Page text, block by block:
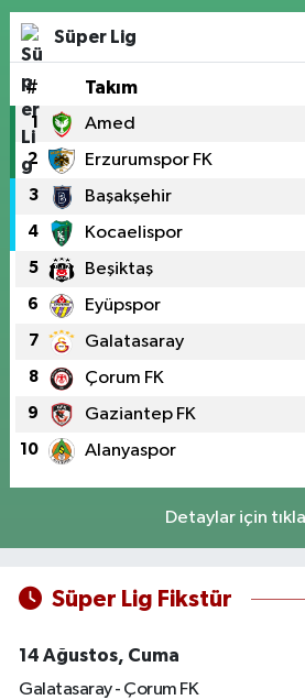
Süper Lig
# Takım
1 Amed
2 Erzurumspor FK
3 Başakşehir
4 Kocaelispor
5 Beşiktaş
6 Eyüpspor
7 Galatasaray
8 Çorum FK
9 Gaziantep FK
10 Alanyaspor
Detaylar için
Süper Lig Fikstür
14 Ağustos, Cuma
Galatasaray - Çorum FK